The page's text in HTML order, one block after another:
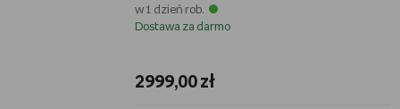
w 1 dzień rob.
Dostawa za darmo
2999,00 zł